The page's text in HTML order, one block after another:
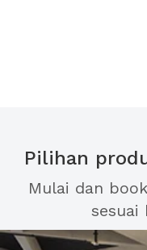
Pilihan
Mulai dan
sesuai